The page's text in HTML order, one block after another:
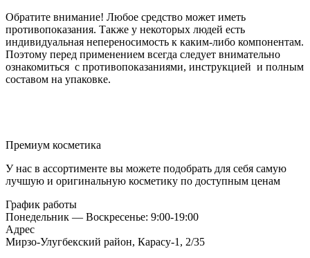
Обратите внимание! Любое средство может иметь
противопоказания. Также у некоторых людей есть
индивидуальная непереносимость к каким-либо компонентам.
Поэтому перед применением всегда следует внимательно
ознакомиться с противопоказаниями, инструкцией и полным
составом на упаковке.
Премиум косметика
У нас в ассортименте вы можете подобрать для себя самую
лучшую и оригинальную косметику по доступным ценам
График работы
Понедельник — Воскресенье: 9:00-19:00
Адрес
Мирзо-Улугбекский район, Карасу-1, 2/35